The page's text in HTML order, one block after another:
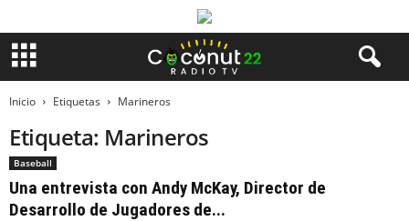
Inicio Etiquetas Marineros
Etiqueta: Marineros
Baseball
Una entrevista con Andy McKay, Director de
Desarrollo de Jugadores de...